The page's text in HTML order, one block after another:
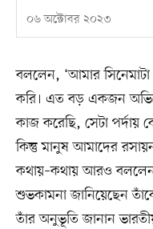
০৬ অক্টোবর ২০২৩
বললেন, ‘আমার
করি। এত বড় একজন
কাজ করেছি, সেটা পর্দায়
কিন্তু মানুষ আমাদের
কথায়–কথায় আরও বললেন,
শুভকামনা জানিয়েছেন
তাঁর অনুভূতি জানান